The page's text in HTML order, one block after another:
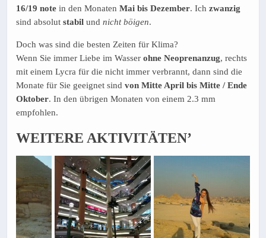
16/19 note in den Monaten Mai bis Dezember. Ich zwanzig
sind absolut stabil und nicht böigen.
Doch was sind die besten Zeiten für Klima?
Wenn Sie immer Liebe im Wasser ohne Neoprenanzug, rechts
mit einem Lycra für die nicht immer verbrannt, dann sind die
Monate für Sie geeignet sind von Mitte April bis Mitte / Ende
Oktober. In den übrigen Monaten von einem 2.3 mm
empfohlen.
WEITERE AKTIVITÄTEN’